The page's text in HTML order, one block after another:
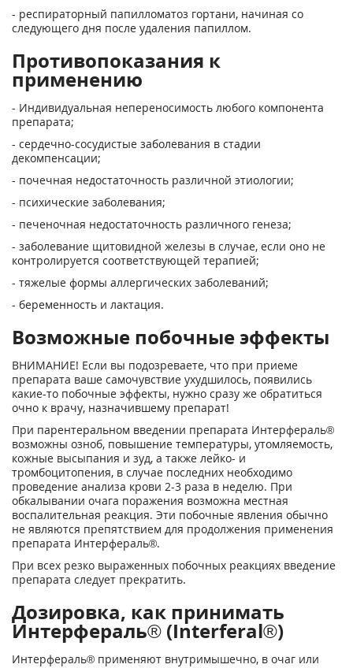
- респираторный папилломатоз гортани, начиная со
следующего дня после удаления папиллом.
Противопоказания к
применению
- Индивидуальная непереносимость любого компонента
препарата;
- сердечно-сосудистые заболевания в стадии
декомпенсации;
- почечная недостаточность различной этиологии;
- психические заболевания;
- печеночная недостаточность различного генеза;
- заболевание щитовидной железы в случае, если оно не
контролируется соответствующей терапией;
- тяжелые формы аллергических заболеваний;
- беременность и лактация.
Возможные побочные эффекты
ВНИМАНИЕ! Если вы подозреваете, что при приеме
препарата ваше самочувствие ухудшилось, появились
какие-то побочные эффекты, нужно сразу же обратиться
очно к врачу, назначившему препарат!
При парентеральном введении препарата Интерфераль®
возможны озноб, повышение температуры, утомляемость,
кожные высыпания и зуд, а также лейко- и
тромбоцитопения, в случае последних необходимо
проведение анализа крови 2-3 раза в неделю. При
обкалывании очага поражения возможна местная
воспалительная реакция. Эти побочные явления обычно
не являются препятствием для продолжения применения
препарата Интерфераль®.
При всех резко выраженных побочных реакциях введение
препарата следует прекратить.
Дозировка, как принимать
Интерфераль® (Interferal®)
Интерфераль® применяют внутримышечно, в очаг или